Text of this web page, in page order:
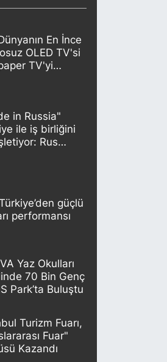
En İnce
OLED TV'si
TV'yi
in Russia"
ile iş birliğini
Rus
güçlü
performansı
Yaz Okulları
70 Bin Genç
Park’ta Buluştu
Turizm Fuarı,
Fuar"
Kazandı